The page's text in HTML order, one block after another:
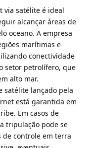
via satélite é ideal
alcançar áreas de
oceano. A empresa
marítimas e
conectividade
setor petrolífero, que
alto mar.
satélite lançado pela
está garantida em
Em casos de
tripulação pode se
controle em terra